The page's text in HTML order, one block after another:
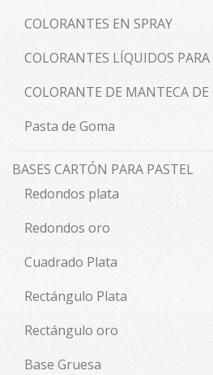
COLORANTES EN SPRAY
COLORANTES LÍQUIDOS PARA
COLORANTE DE MANTECA DE
Pasta de Goma
BASES CARTÓN PARA PASTEL
Redondos plata
Redondos oro
Cuadrado Plata
Rectángulo Plata
Rectángulo oro
Base Gruesa